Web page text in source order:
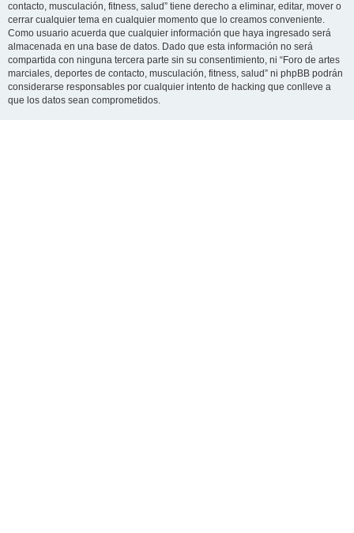
contacto, musculación, fitness, salud” tiene derecho a eliminar, editar, mover o
cerrar cualquier tema en cualquier momento que lo creamos conveniente.
Como usuario acuerda que cualquier información que haya ingresado será
almacenada en una base de datos. Dado que esta información no será
compartida con ninguna tercera parte sin su consentimiento, ni “Foro de artes
marciales, deportes de contacto, musculación, fitness, salud” ni phpBB podrán
considerarse responsables por cualquier intento de hacking que conlleve a
que los datos sean comprometidos.